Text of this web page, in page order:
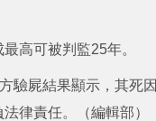
高可被判監25年。
驗屍結果顯示，其死因
律責任。（編輯部）